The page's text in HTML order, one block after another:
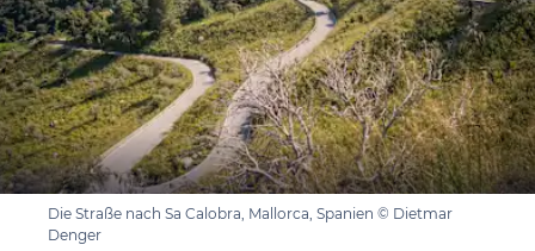
Die Straße nach Sa Calobra, Mallorca, Spanien © Dietmar
Denger